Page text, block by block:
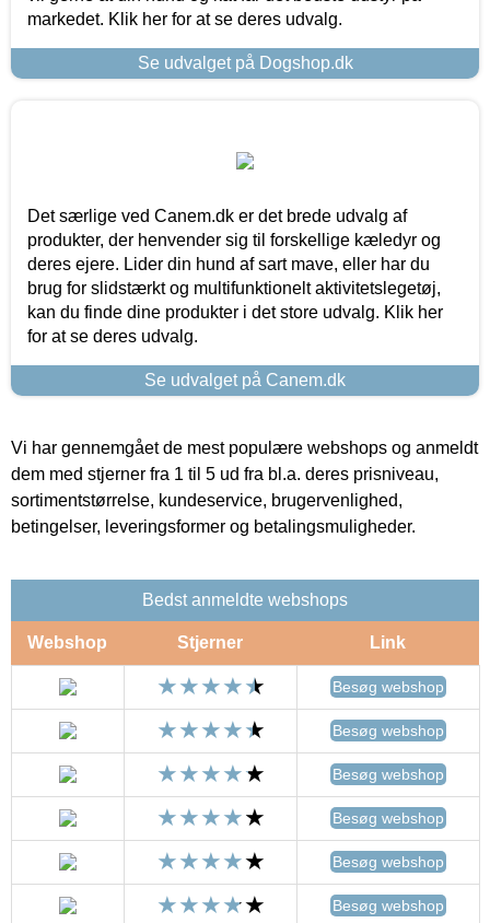
markedet. Klik her for at se deres udvalg.
Se udvalget på Dogshop.dk
Det særlige ved Canem.dk er det brede udvalg af
produkter, der henvender sig til forskellige kæledyr og
deres ejere. Lider din hund af sart mave, eller har du
brug for slidstærkt og multifunktionelt aktivitetslegetøj,
kan du finde dine produkter i det store udvalg. Klik her
for at se deres udvalg.
Se udvalget på Canem.dk
Vi har gennemgået de mest populære webshops og anmeldt
dem med stjerner fra 1 til 5 ud fra bl.a. deres prisniveau,
sortimentstørrelse, kundeservice, brugervenlighed,
betingelser, leveringsformer og betalingsmuligheder.
Bedst anmeldte webshops
Webshop Stjerner Link
Besøg webshop
Besøg webshop
Besøg webshop
Besøg webshop
Besøg webshop
Besøg webshop